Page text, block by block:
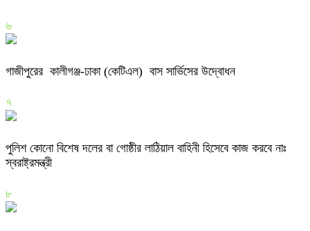
৬
গাজীপুরের কালীগঞ্জ-ঢাকা (কেটিএল) বাস সার্ভিসের উদ্বোধন
৭
পুলিশ কোনো বিশেষ দলের বা গোষ্ঠীর লাঠিয়াল বাহিনী হিসেবে কাজ করবে নাঃ
স্বরাষ্ট্রমন্ত্রী
৮